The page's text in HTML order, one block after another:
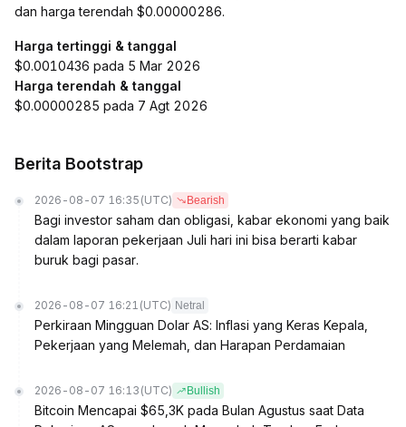
dan harga terendah $0.00000286.
Harga tertinggi & tanggal
$0.0010436 pada 5 Mar 2026
Harga terendah & tanggal
$0.00000285 pada 7 Agt 2026
Berita Bootstrap
2026-08-07 16:35 (UTC) Bearish
Bagi investor saham dan obligasi, kabar ekonomi yang baik
dalam laporan pekerjaan Juli hari ini bisa berarti kabar
buruk bagi pasar.
2026-08-07 16:21 (UTC) Netral
Perkiraan Mingguan Dolar AS: Inflasi yang Keras Kepala,
Pekerjaan yang Melemah, dan Harapan Perdamaian
2026-08-07 16:13 (UTC) Bullish
Bitcoin Mencapai $65,3K pada Bulan Agustus saat Data